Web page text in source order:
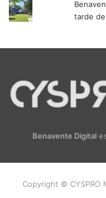
tarde
Benavente Digital
Copyright © CYSPRO